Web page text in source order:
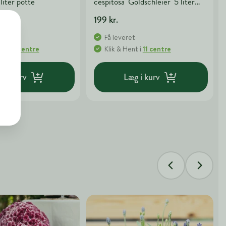
15 centre
i kurv
199 kr.
Få leveret
Klik & Hent i 11 centre
Læg i kurv